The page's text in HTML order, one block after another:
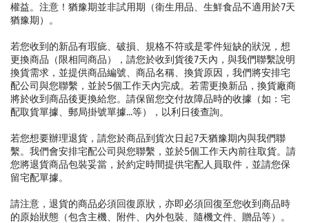
權益。注意！猶豫期並非試用期（衛生用品、生鮮食品不適用於7天
猶豫期）。
若您收到的新品有瑕疵、破損、規格不符或是零件短缺的狀況，想
更換商品（限相同商品），請您於收到貨後7天內，與我們聯繫說明
換貨需求，並提供商品編號、商品名稱、換貨原因，我們將安排宅
配公司與您聯繫，並於5個工作天內完成。若需更換新品，換貨廠商
將於收到商品後更換給您。請保留您交付故障品時的收據（如：宅
配取貨單據、郵局掛號單據...等），以利日後查詢。
若您想要辦理退貨，請您於商品到貨次日起7天猶豫期內與我們聯
繫。我們會安排宅配公司與您聯繫，並於5個工作天內前往取貨。請
您將退貨商品包裝妥當，於約定時間提供宅配人員取件，並請您保
留宅配單據。
請注意，退貨的商品必須回復原狀，亦即必須回復至您收到商品時
的原始狀態（包含主機、附件、內外包裝、隨機文件、贈品等）。